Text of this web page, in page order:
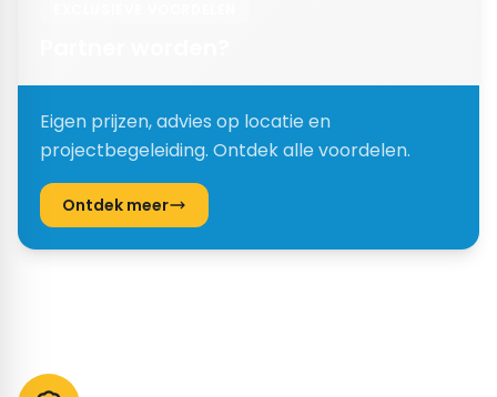
Eigen prijzen, advies op locatie en
projectbegeleiding. Ontdek alle voordelen.
Ontdek meer